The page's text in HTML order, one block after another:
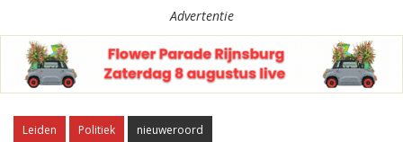
Advertentie
Leiden Politiek nieuweroord